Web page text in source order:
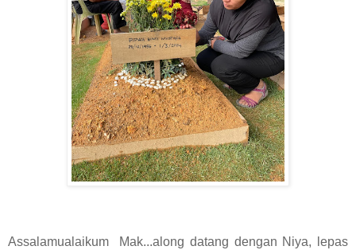
Assalamualaikum Mak...along datang dengan Niya, lepas